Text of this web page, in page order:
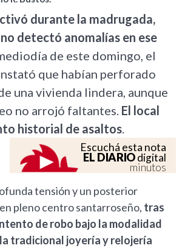
durante la madrugada,
detectó anomalías en ese
de este domingo, el
que habían perforado
una vivienda lindera, aunque
no arrojó faltantes. El local
historial de asaltos.
Escuchá esta nota
EL DIARIOdigital
minutos
tensión y un posterior
pleno centro santarroseño, tras
de robo bajo la modalidad
tradicional joyería y relojería